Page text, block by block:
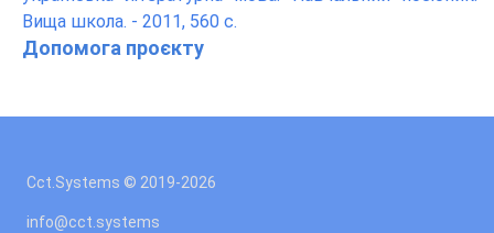
Вища школа. - 2011, 560 с.
Допомога проєкту
Cct.Systems © 2019-2026
info@cct.systems